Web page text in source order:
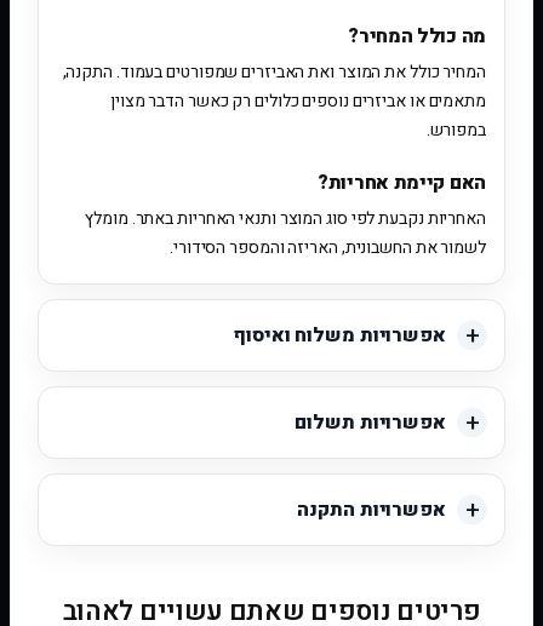
מה כולל המחיר?
המחיר כולל את המוצר ואת האביזרים שמפורטים בעמוד. התקנה,
מתאמים או אביזרים נוספים כלולים רק כאשר הדבר מצוין
במפורש.
האם קיימת אחריות?
האחריות נקבעת לפי סוג המוצר ותנאי האחריות באתר. מומלץ
לשמור את החשבונית, האריזה והמספר הסידורי.
אפשרויות משלוח ואיסוף
אפשרויות תשלום
אפשרויות התקנה
פריטים נוספים שאתם עשויים לאהוב